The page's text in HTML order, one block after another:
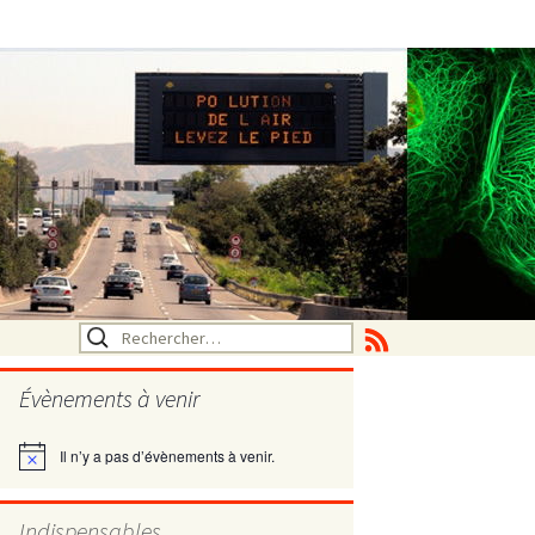
Rechercher :
Évènements à venir
Notice Il n’y a pas d’évènements à venir.